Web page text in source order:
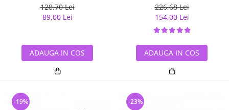
128,70 Lei
89,00 Lei
ADAUGA IN COS
226,68 Lei
154,00 Lei
ADAUGA IN COS
-19% -23%